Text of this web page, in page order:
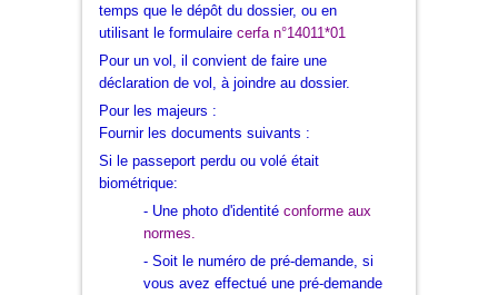
temps que le dépôt du dossier, ou en
utilisant le formulaire cerfa n°14011*01
Pour un vol, il convient de faire une
déclaration de vol, à joindre au dossier.
Pour les majeurs :
Fournir les documents suivants :
Si le passeport perdu ou volé était
biométrique:
- Une photo d'identité conforme aux
normes.
- Soit le numéro de pré-demande , si
vous avez effectué une pré-demande